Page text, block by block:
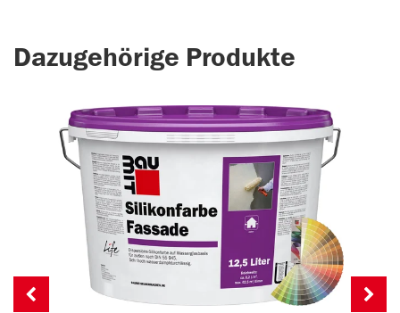
Dazugehörige Produkte